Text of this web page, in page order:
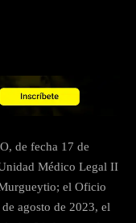
de fecha 17 de
Médico Legal II
el Oficio
agosto de 2023, el